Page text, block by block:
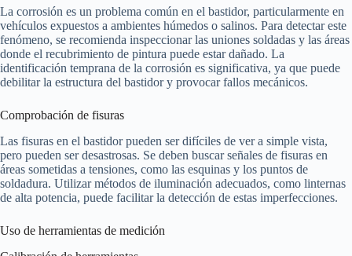
La corrosión es un problema común en el bastidor, particularmente en
vehículos expuestos a ambientes húmedos o salinos. Para detectar este
fenómeno, se recomienda inspeccionar las uniones soldadas y las áreas
donde el recubrimiento de pintura puede estar dañado. La
identificación temprana de la corrosión es significativa, ya que puede
debilitar la estructura del bastidor y provocar fallos mecánicos.
Comprobación de fisuras
Las fisuras en el bastidor pueden ser difíciles de ver a simple vista,
pero pueden ser desastrosas. Se deben buscar señales de fisuras en
áreas sometidas a tensiones, como las esquinas y los puntos de
soldadura. Utilizar métodos de iluminación adecuados, como linternas
de alta potencia, puede facilitar la detección de estas imperfecciones.
Uso de herramientas de medición